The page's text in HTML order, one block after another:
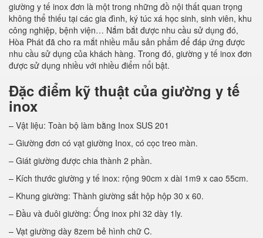
giường y tế inox đơn là một trong những đồ nội thất quan trọng
không thể thiếu tại các gia đình, ký túc xá học sinh, sinh viên, khu
công nghiệp, bệnh viện… Nắm bắt được nhu cầu sử dụng đó,
Hòa Phát đã cho ra mắt nhiều mẫu sản phẩm để đáp ứng được
nhu cầu sử dụng của khách hàng. Trong đó, giường y tế inox đơn
được sử dụng nhiều với nhiều điểm nổi bật.
Đặc điểm kỹ thuật của giường y tế
inox
– Vật liệu: Toàn bộ làm bằng Inox SUS 201
– Giường đơn có vạt giường Inox, có cọc treo màn.
– Giát giường được chia thành 2 phần.
– Kích thước giường y tế inox: rộng 90cm x dài 1m9 x cao 55cm.
– Khung giường: Thành giường sắt hộp hộp 30 x 60.
– Đầu và đuôi giường: Ống inox phi 32 dày 1ly.
– Vạt giường dày 8zem bẻ hình chữ C.